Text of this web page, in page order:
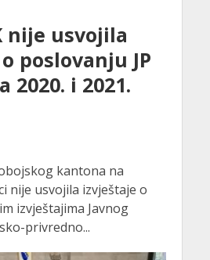
nije usvojila
poslovanju JP
2020. i 2021.
kantona na
nije usvojila izvještaje o
izvještajima Javnog
privredno...